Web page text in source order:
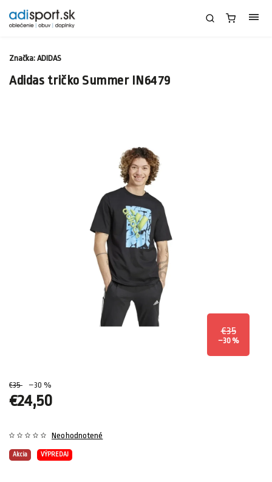
Adidas tričko Summer IN6479
€35
–30 %
€35 –30 %
€24,50
Akcia VÝPREDAJ
Neohodnotené
Značka: ADIDAS